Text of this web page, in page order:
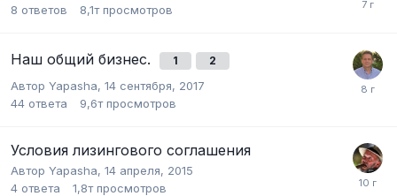
8 ответов 8,1т просмотров
Наш общий бизнес. 1 2
Автор Yapasha, 14 сентября, 2017
44 ответа 9,6т просмотров
Условия лизингового соглашения
Автор Yapasha, 14 апреля, 2015
4 ответа 1,8т просмотров